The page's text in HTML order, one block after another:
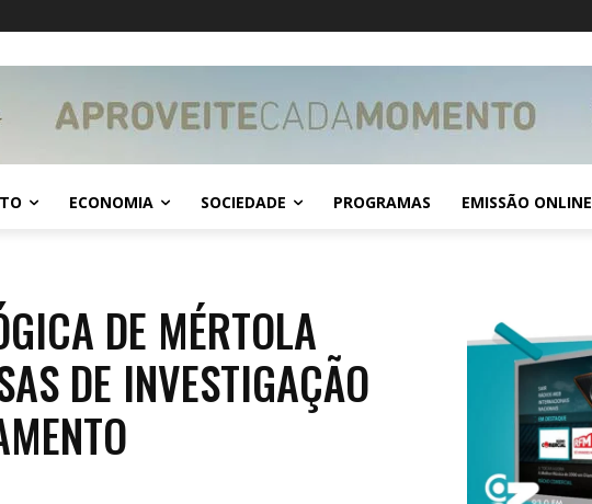
ECONOMIA SOCIEDADE PROGRAMAS EMISSÃO ONLINE
DE MÉRTOLA
DE INVESTIGAÇÃO